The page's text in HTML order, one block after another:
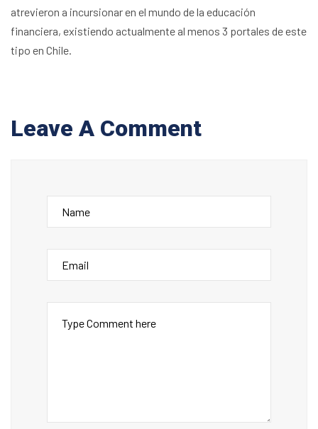
atrevieron a incursionar en el mundo de la educación
financiera, existiendo actualmente al menos 3 portales de este
tipo en Chile.
Leave A Comment